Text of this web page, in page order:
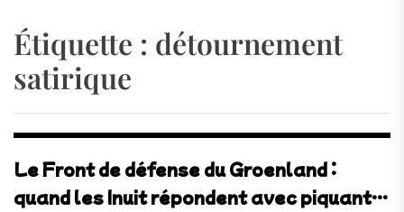
Étiquette : détournement
satirique
Le Front de défense du Groenland :
quand les Inuit répondent avec piquant…